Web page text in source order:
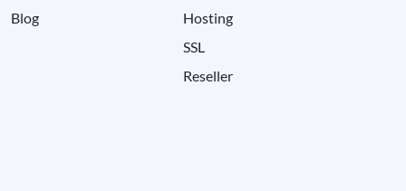
Blog
Hosting
SSL
Reseller